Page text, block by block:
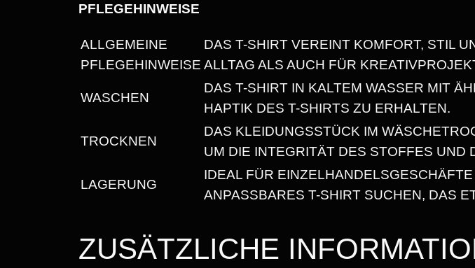
S
H
I
R
T
M
I
T
PFLEGEHINWEISE
ALLGEMEINE
PFLEGEHINWEISE
DAS T-SHIRT VEREINT KOMFORT, STIL
ALLTAG ALS AUCH FÜR
WASCHEN
DAS T-SHIRT IN KALTEM WASSER MIT
HAPTIK DES T-SHIRTS ZU ERHALTEN.
TROCKNEN
DAS KLEIDUNGSSTÜCK IM
UM DIE INTEGRITÄT DES STOFFES UND
LAGERUNG
IDEAL FÜR
ANPASSBARES T-SHIRT SUCHEN, DAS
ZUSÄTZLICHE